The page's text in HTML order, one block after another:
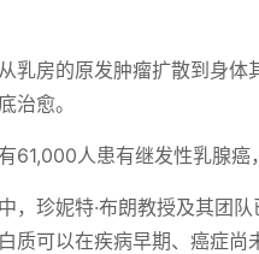
乳房的原发肿瘤扩散到身
治愈。
61,000人患有继发性乳腺癌
，珍妮特·布朗教授及其团
质可以在疾病早期、癌症尚